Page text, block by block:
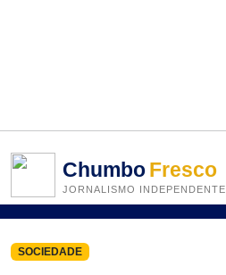
ChumboFresco
JORNALISMO INDEPENDENTE
SOCIEDADE